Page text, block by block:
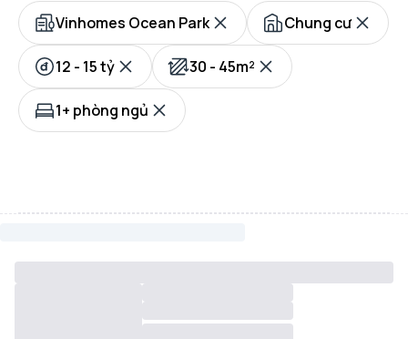
Vinhomes Ocean Park Chung cư
12 - 15 tỷ 30 - 45m²
1+ phòng ngủ